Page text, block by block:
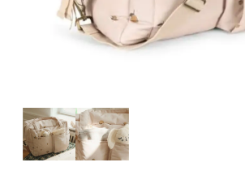
Tips om gaver
Våre favoritter
Sol og bading